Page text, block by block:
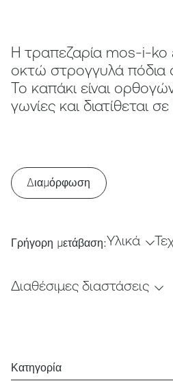
Η τραπεζαρία mos-i-ko
οκτώ στρογγυλά πόδια
Το καπάκι είναι
γωνίες και διατίθεται
Διαμόρφωση
Γρήγορη μετάβαση:Υλικά
Διαθέσιμες διαστάσεις
Κατηγορία